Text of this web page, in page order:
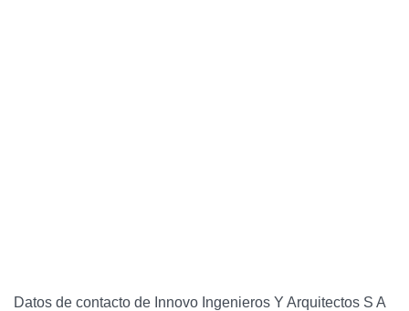
Datos de contacto de Innovo Ingenieros Y Arquitectos S A